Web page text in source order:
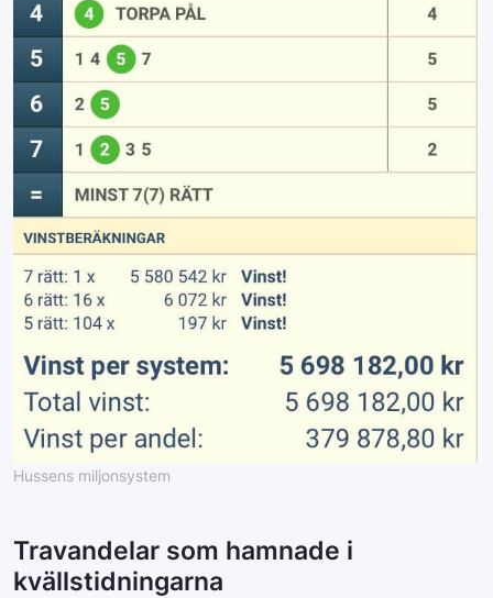
Hussens miljonsystem
Travandelar som hamnade i
kvällstidningarna